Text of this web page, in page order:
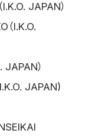
JAPAN）
I.K.O.
）
JAPAN)